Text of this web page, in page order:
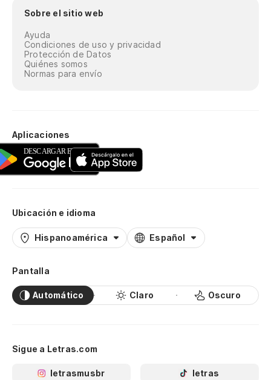
Sobre el sitio web
Ayuda
Condiciones de uso y privacidad
Protección de Datos
Quiénes somos
Normas para envío
Aplicaciones
Ubicación e idioma
Hispanoamérica Español
Pantalla
Automático Claro Oscuro
Sigue a Letras.com
letrasmusbr letras